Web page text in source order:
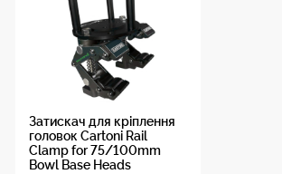
Затискач для кріплення
головок Cartoni Rail
Clamp for 75/100mm
Bowl Base Heads